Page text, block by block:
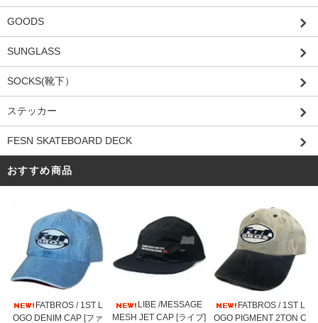
GOODS
SUNGLASS
SOCKS(靴下）
ステッカー
FESN SKATEBOARD DECK
おすすめ商品
FATBROS / 1ST L
OGO DENIM CAP [ファ
LIBE /MESSAGE
MESH JET CAP [ライブ]
FATBROS / 1ST L
OGO PIGMENT 2TON C